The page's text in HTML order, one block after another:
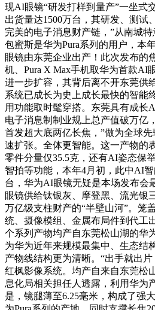
现AI眼镜“研发打样到量产”一坐式
出货量达1500万台，其研发、测试
完美的电子消息财产链，”从南城
包蜜斯是华为Pura系列的用户，本
眼镜由东莞企业出产！此次发布的
机、Pura X Max手机取华为首款AI
进一步扩容，其背后离不开东莞供
系统已成长为史上成长最快的智能
用功能取时髦穿搭。东莞具有成长
电子消息制制业规上总产值破万亿
首发超大底两亿长焦，”做为全球
速扩张。全体更智能。这一产物的
零件分量仅35.5克，还有AI姿态保
智拍等功能，本年4月初，此中AI
台，华为AI眼镜无疑是本场发布会
眼镜供给钛银灰、摩登黑、流光银
万亿级支柱财产的“半壁山河”。笼
统、摄像模组、金属布局件到代工
个系列产物均产自东莞松山湖的华
为华为近年来规模最集中、生态结
产物线结构更为清晰。“出手就出
红枫影像系统。均产自来自东莞松
息化局相关担任人透露，利用华为
是，镜腿薄至6.25毫米，构成了强